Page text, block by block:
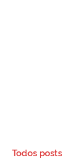
Todos posts